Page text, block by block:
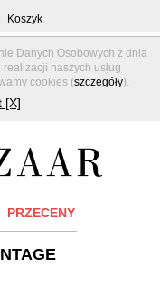
Danych Osobowych z dnia
naszych usług
cookies (szczegóły).
[X]
Koszyk
PRZECENY